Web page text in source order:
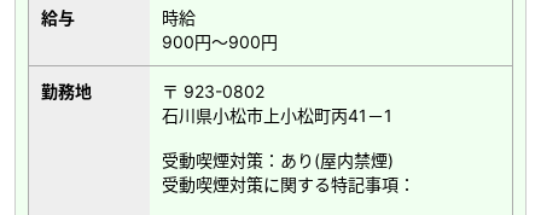
給与
時給
900円～900円
勤務地
〒 923-0802
石川県小松市上小松町丙41－1
受動喫煙対策：あり(屋内禁煙)
受動喫煙対策に関する特記事項：